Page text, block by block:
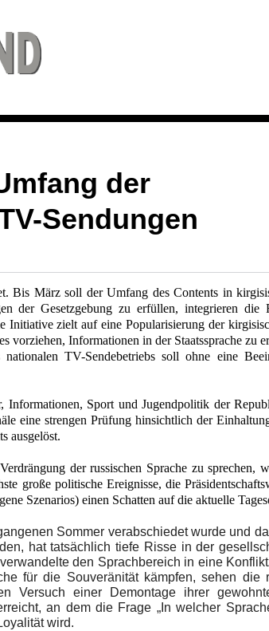
der
Sendungen
Bis März soll der Umfang des Contents in
der Gesetzgebung zu erfüllen, integrieren die
Initiative zielt auf eine Popularisierung der
vorziehen, Informationen in der Staatssprache zu
TV-Sendebetriebs soll ohne eine
Informationen, Sport und Jugendpolitik der
eine strengen Prüfung hinsichtlich der
ausgelöst.
der russischen Sprache zu sprechen,
große politische Ereignisse, die
Szenarios) einen Schatten auf die aktuelle
Sommer verabschiedet wurde und
hat tatsächlich tiefe Risse in der
den Sprachbereich in eine
für die Souveränität kämpfen, sehen die
Versuch einer Demontage ihrer
an dem die Frage „In welcher
wird.